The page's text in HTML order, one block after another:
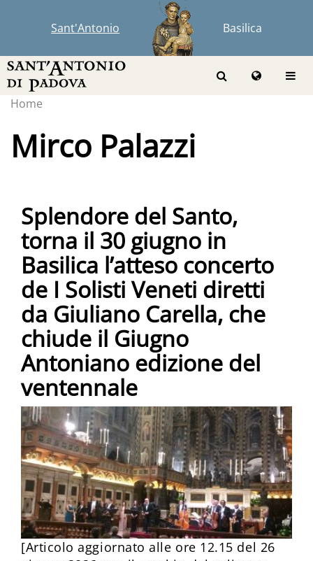
Sant'Antonio Basilica
Home
Mirco Palazzi
Splendore del Santo,
torna il 30 giugno in
Basilica l’atteso concerto
de I Solisti Veneti diretti
da Giuliano Carella, che
chiude il Giugno
Antoniano edizione del
ventennale
[Articolo aggiornato alle ore 12.15 del 26